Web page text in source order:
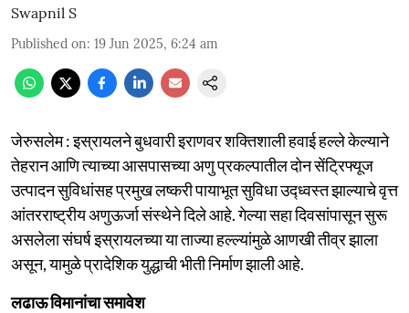
Swapnil S
Published on: 19 Jun 2025, 6:24 am
जेरुसलेम : इस्रायलने बुधवारी इराणवर शक्तिशाली हवाई हल्ले केल्याने
तेहरान आणि त्याच्या आसपासच्या अणु प्रकल्पातील दोन सेंट्रिफ्यूज
उत्पादन सुविधांसह प्रमुख लष्करी पायाभूत सुविधा उद्ध्वस्त झाल्याचे वृत्त
आंतरराष्ट्रीय अणुऊर्जा संस्थेने दिले आहे. गेल्या सहा दिवसांपासून सुरू
असलेला संघर्ष इस्रायलच्या या ताज्या हल्ल्यांमुळे आणखी तीव्र झाला
असून, यामुळे प्रादेशिक युद्धाची भीती निर्माण झाली आहे.
लढाऊ विमानांचा समावेश